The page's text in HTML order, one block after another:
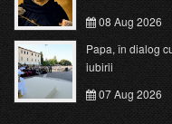
08 Aug 2026
Papa, în dialog
iubirii
07 Aug 2026